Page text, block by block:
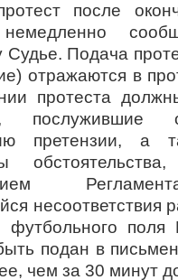
после
Судье. Подача
отражаются в
протеста
послужившие
претензии, а
несоответствия
футбольного
подан в
чем за 30 минут